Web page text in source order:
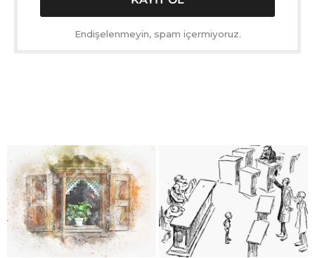
Endişelenmeyin, spam içermiyoruz.